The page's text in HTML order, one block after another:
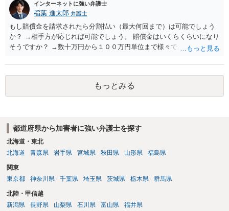
ですが、もし前者であれば、書類の再送要請にはあまり意味はなく、
一方、後者であるなら、夫を被告として提訴に至る可能性も考える必
要が出てきます。 あなたと夫との夫婦関係の状況（別居中なのか、夫
婦関係は良好なのか、あなたが夫へ嘘をついたのか等）がよくわから
ないところがあり、実際にどのような対応がベターなのかを正確に検
で弁護士へ直接相談するべきでしょう。
インターネットに強い弁護士
稲葉 進太郎 弁護士
もし賠償金を請求されたら分割払い（最大何回まで）は可能でしょう
か？ →相手方が応じれば可能でしょう。 賠償金はいくらくらいになり
そうですか？ →数十万円から１００万円単位まで様々であり、不明で
渉が行われ、双方合意に至れば支払が開始され、決裂して相手方が訴
訟提起を選択すれば訴訟の中で解決がなされる流れが通常です。
もっとみる
都道府県から加害者に強い弁護士を探す
北海道・東北
北海道
青森県 岩手県 宮城県 秋田県 山形県 福島県
関東
東京都
神奈川県 千葉県 埼玉県 茨城県 栃木県 群馬県
北陸・甲信越
新潟県
長野県 山梨県 石川県 富山県 福井県